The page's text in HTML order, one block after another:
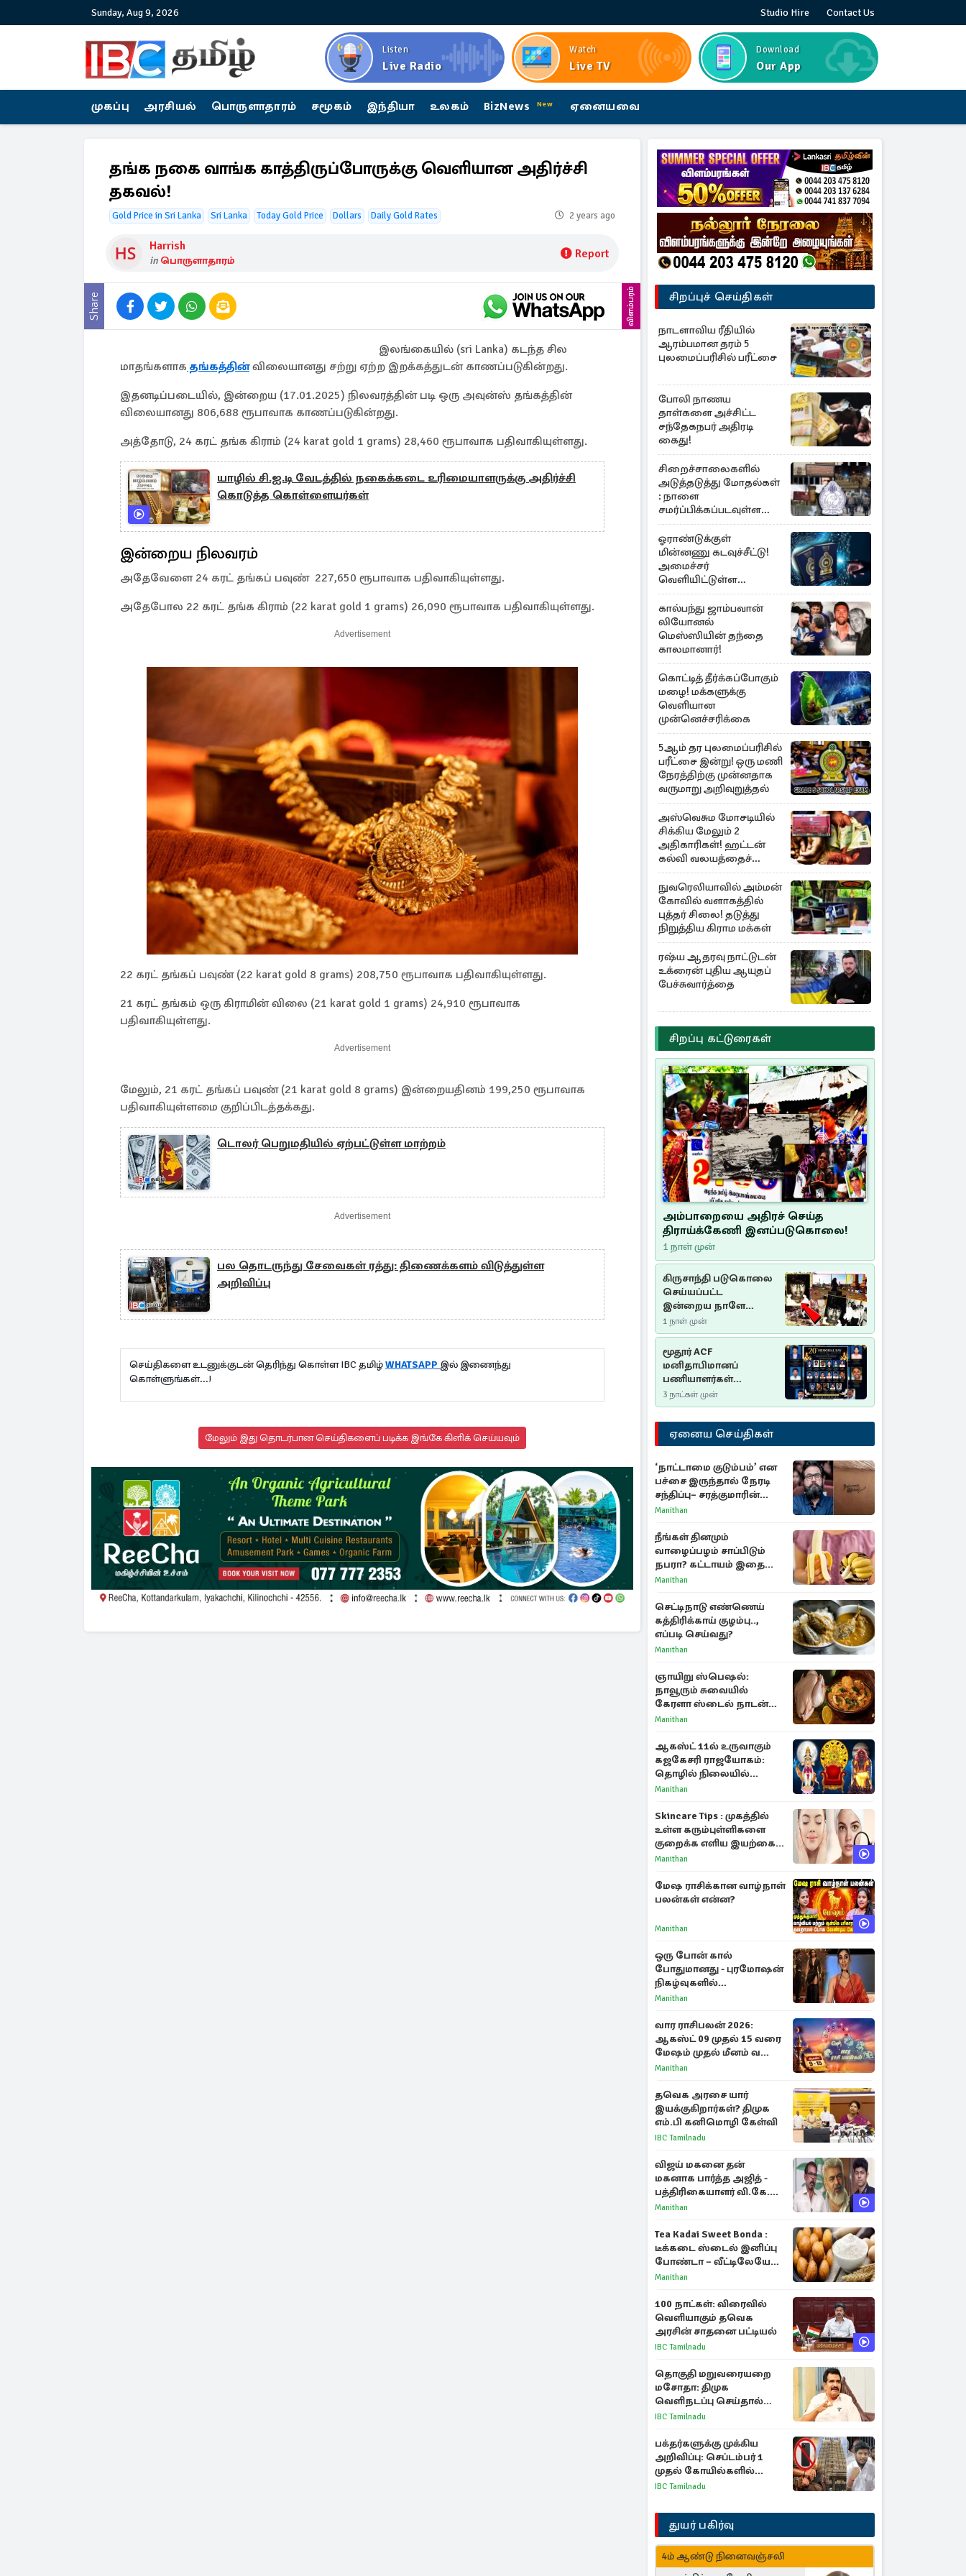
Sunday, Aug 9, 2026 Studio Hire Contact Us
Listen
Live Radio
Watch
Live TV
Download
Our App
முகப்பு அரசியல் பொருளாதாரம் சமூகம் இந்தியா உலகம் BizNews New ஏனையவை
தங்க நகை வாங்க காத்திருப்போருக்கு வெளியான அதிர்ச்சி
தகவல்!
Gold Price in Sri Lanka Sri Lanka Today Gold Price Dollars Daily Gold Rates 2 years ago
Harrish
in பொருளாதாரம் Report
Share விளம்பரம்
இலங்கையில் (sri Lanka) கடந்த சில
மாதங்களாக தங்கத்தின்விலையானது சற்று ஏற்ற இறக்கத்துடன் காணப்படுகின்றது.
இதனடிப்படையில், இன்றைய (17.01.2025) நிலவரத்தின் படி ஒரு அவுன்ஸ் தங்கத்தின்
விலையானது 806,688 ரூபாவாக காணப்படுகின்றது.
அத்தோடு, 24 கரட் தங்க கிராம் (24 karat gold 1 grams) 28,460 ரூபாவாக பதிவாகியுள்ளது.
யாழில் சி.ஐ.டி வேடத்தில் நகைக்கடை உரிமையாளருக்கு அதிர்ச்சி
கொடுத்த கொள்ளையர்கள்
இன்றைய நிலவரம்
அதேவேளை 24 கரட் தங்கப் பவுண் 227,650 ரூபாவாக பதிவாகியுள்ளது.
அதேபோல 22 கரட் தங்க கிராம் (22 karat gold 1 grams) 26,090 ரூபாவாக பதிவாகியுள்ளது.
Advertisement
22 கரட் தங்கப் பவுண் (22 karat gold 8 grams) 208,750 ரூபாவாக பதிவாகியுள்ளது.
21 கரட் தங்கம் ஒரு கிராமின் விலை (21 karat gold 1 grams) 24,910 ரூபாவாக
பதிவாகியுள்ளது.
Advertisement
மேலும், 21 கரட் தங்கப் பவுண் (21 karat gold 8 grams) இன்றையதினம் 199,250 ரூபாவாக
பதிவாகியுள்ளமை குறிப்பிடத்தக்கது.
டொலர் பெறுமதியில் ஏற்பட்டுள்ள மாற்றம்
Advertisement
பல தொடருந்து சேவைகள் ரத்து: திணைக்களம் விடுத்துள்ள
அறிவிப்பு
செய்திகளை உடனுக்குடன் தெரிந்து கொள்ள IBC தமிழ்WHATSAPP இல் இணைந்து
கொள்ளுங்கள்...!
மேலும் இது தொடர்பான செய்திகளைப் படிக்க இங்கே கிளிக் செய்யவும்
சிறப்புச் செய்திகள்
நாடளாவிய ரீதியில்
ஆரம்பமான தரம் 5
புலமைப்பரிசில் பரீட்சை
போலி நாணய
தாள்களை அச்சிட்ட
சந்தேகநபர் அதிரடி
கைது!
சிறைச்சாலைகளில்
அடுத்தடுத்து மோதல்கள்
: நாளை
சமர்ப்பிக்கப்படவுள்ள
அறிக்கை
ஓராண்டுக்குள்
மின்னணு கடவுச்சீட்டு!
அமைச்சர்
வெளியிட்டுள்ள
அறிவிப்பு
கால்பந்து ஜாம்பவான்
லியோனல்
மெஸ்ஸியின் தந்தை
காலமானார்!
கொட்டித் தீர்க்கப்போகும்
மழை! மக்களுக்கு
வெளியான
முன்னெச்சரிக்கை
5ஆம் தர புலமைப்பரிசில்
பரீட்சை இன்று! ஒரு மணி
நேரத்திற்கு முன்னதாக
வருமாறு அறிவுறுத்தல்
அஸ்வெசும மோசடியில்
சிக்கிய மேலும் 2
அதிகாரிகள்! ஹட்டன்
கல்வி வலயத்தைச்
சேர்ந்த 6 ஆசிரியர்கள்
குறித்து விசாரணை
நுவரெலியாவில் அம்மன்
கோவில் வளாகத்தில்
புத்தர் சிலை! தடுத்து
நிறுத்திய கிராம மக்கள்
ரஷ்ய ஆதரவு நாட்டுடன்
உக்ரைன் புதிய ஆயுதப்
பேச்சுவார்த்தை
சிறப்பு கட்டுரைகள்
அம்பாறையை அதிரச் செய்த
திராய்க்கேணி இனப்படுகொலை!
1 நாள் முன்
கிருசாந்தி படுகொலை
செய்யப்பட்ட
இன்றைய நாளே
செம்மணி
இனப்படுகொலை
தினம்…!
1 நாள் முன்
மூதூர் ACF
மனிதாபிமானப்
பணியாளர்கள்
படுகொலை (2006): 20
ஆண்டுகளாகியும் நீதி
மறுக்கப்பட்ட
மனிதாபிமானப்
பேரவலம்
3 நாட்கள் முன்
ஏனைய செய்திகள்
‘நாட்டாமை குடும்பம்’ என
பச்சை இருந்தால் நேரடி
சந்திப்பு– சரத்குமாரின்
புதிய யோசனை
Manithan
நீங்கள் தினமும்
வாழைப்பழம் சாப்பிடும்
நபரா? கட்டாயம் இதை
தெரிந்து கொள்ளுங்கள்
Manithan
செட்டிநாடு எண்ணெய்
கத்திரிக்காய் குழம்பு..,
எப்படி செய்வது?
Manithan
ஞாயிறு ஸ்பெஷல்:
நாவூரும் சுவையில்
கேரளா ஸ்டைல் நாடன்
சிக்கன் குழம்பு ரெசிபி!
Manithan
ஆகஸ்ட் 11ல் உருவாகும்
கஜகேசரி ராஜயோகம்:
தொழில் நிலையில்
அதிர்ஷ்டம் பெறும் 3
Manithan
Skincare Tips : முகத்தில்
உள்ள கரும்புள்ளிகளை
குறைக்க எளிய இயற்கை
வழிகள்!
Manithan
மேஷ ராசிக்கான வாழ்நாள்
பலன்கள் என்ன?
Manithan
ஒரு போன் கால்
போதுமானது - புரமோஷன்
நிகழ்வுகளில்
பங்கேற்காதது குறித்து
Manithan
வார ராசிபலன் 2026:
ஆகஸ்ட் 09 முதல் 15 வரை
மேஷம் முதல் மீனம் வரை
முழு பலன்கள்
Manithan
தவெக அரசை யார்
இயக்குகிறார்கள்? திமுக
எம்.பி கனிமொழி கேள்வி
IBC Tamilnadu
விஜய் மகனை தன்
மகனாக பார்த்த அஜித் -
பத்திரிகையாளர் வி.கே.
சுந்தர் ஓபன் டாக்!
Manithan
Tea Kadai Sweet Bonda :
டீக்கடை ஸ்டைல் இனிப்பு
போண்டா – வீட்டிலேயே
செய்வது எப்படி?
Manithan
100 நாட்கள்: விரைவில்
வெளியாகும் தவெக
அரசின் சாதனை பட்டியல்
IBC Tamilnadu
தொகுதி மறுவரையறை
மசோதா: திமுக
வெளிநடப்பு செய்தால்
ஆதரவாகவே கருதப்படும்
IBC Tamilnadu
பக்தர்களுக்கு முக்கிய
அறிவிப்பு: செப்டம்பர் 1
முதல் கோயில்களில்
மொபைலுக்கு தடை!
IBC Tamilnadu
துயர் பகிர்வு
4ம் ஆண்டு நினைவஞ்சலி